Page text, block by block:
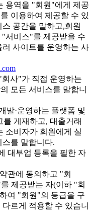
용역을 "회원"에게 제공
이용하여 제공할 수 있
공간을 말하고,회원
"서비스"를 제공받을 수
사이트를 운영하는 사
사"가 직접 운영하는
모든 서비스를 말합니
발·운영하는 플랫폼 및
를 게재하고, 대출거래
소비자가 회원에게 실
를 말합니다.
대부업 등록을 필한 자
관에 동의하고 "회
제공받는 자(이하 "회
여 "회원"의 등급을 구
르게 적용할 수 있습니